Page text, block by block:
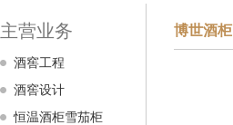
主营业务
酒窖工程
酒窖设计
恒温酒柜雪茄柜
博世酒柜